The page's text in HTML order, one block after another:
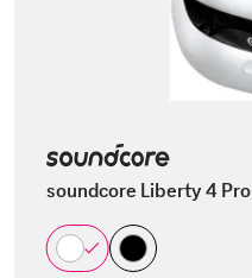
soundcore Liberty 4 Pro